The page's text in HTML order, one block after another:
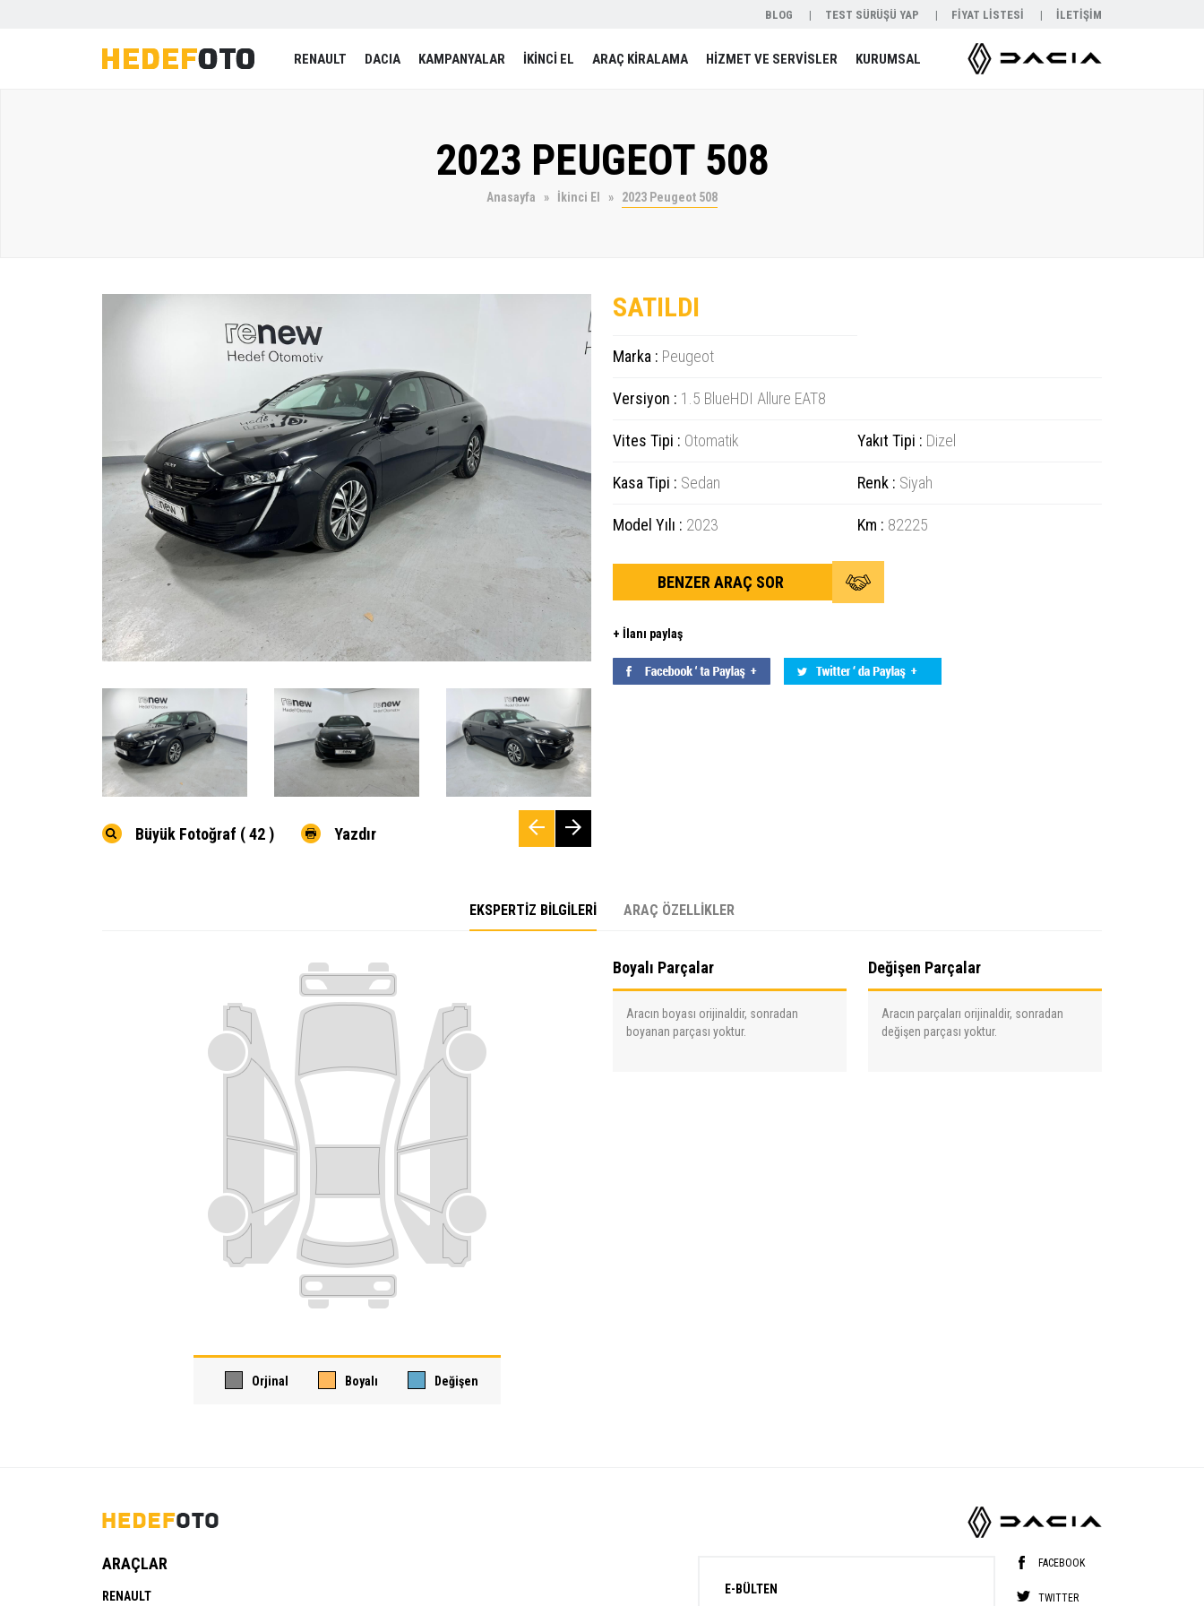
BLOG TEST SÜRÜŞÜ YAP FİYAT LİSTESİ İLETİŞİM
RENAULT DACIA KAMPANYALAR İKİNCİ EL ARAÇ KİRALAMA HİZMET VE SERVİSLER KURUMSAL
2023 PEUGEOT 508
Anasayfa İkinci El 2023 Peugeot 508
Büyük Fotoğraf ( 42 ) Yazdır
SATILDI
Marka : Peugeot
Versiyon : 1.5 BlueHDI Allure EAT8
Vites Tipi : Otomatik Yakıt Tipi : Dizel
Kasa Tipi : Sedan Renk : Siyah
Model Yılı : 2023 Km : 82225
BENZER ARAÇ SOR
+ İlanı paylaş
EKSPERTİZ BİLGİLERİ ARAÇ ÖZELLİKLER
Orjinal Boyalı Değişen
Boyalı Parçalar
Aracın boyası orijinaldir, sonradan
boyanan parçası yoktur.
Değişen Parçalar
Aracın parçaları orijinaldir, sonradan
değişen parçası yoktur.
ARAÇLAR
RENAULT E-BÜLTEN
FACEBOOK
TWITTER